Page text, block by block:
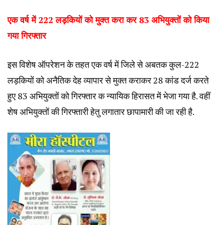
एक वर्ष में 222 लड़कियों को मुक्त करा कर 83 अभियुक्तों को किया
गया गिरफ्तार
इस विशेष ऑपरेशन के तहत एक वर्ष में जिले से अबतक कुल-222
लड़कियों को अनैतिक देह व्यापार से मुक्त कराकर 28 कांड दर्ज करते
हुए 83 अभियुक्तों को गिरफ्तार क न्यायिक हिरासत में भेजा गया है. वहीं
शेष अभियुक्तों की गिरफ्तारी हेतु लगातार छापामारी की जा रही है.